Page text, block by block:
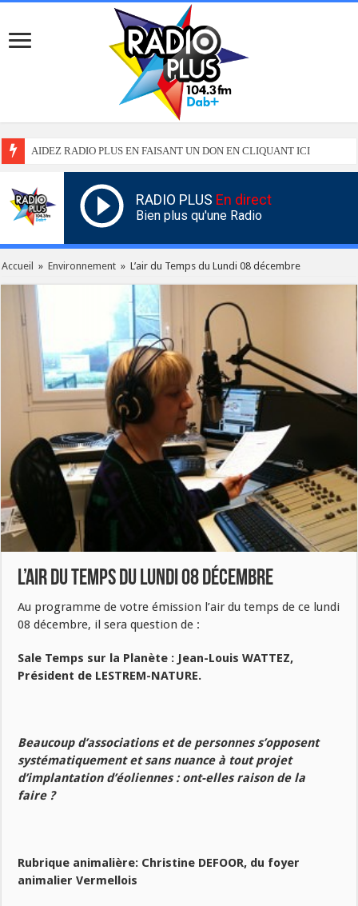
AIDEZ RADIO PLUS EN FAISANT UN DON EN CLIQUANT ICI
RADIO PLUS En direct
Bien plus qu'une Radio
Accueil » Environnement » L’air du Temps du Lundi 08 décembre
L’air du Temps du Lundi 08 décembre
Au programme de votre émission l’air du temps de ce lundi
08 décembre, il sera question de :
Sale Temps sur la Planète : Jean-Louis WATTEZ,
Président de LESTREM-NATURE.
Beaucoup d’associations et de personnes s’opposent
systématiquement et sans nuance à tout projet
d’implantation d’éoliennes : ont-elles raison de la
faire ?
Rubrique animalière: Christine DEFOOR, du foyer
animalier Vermellois